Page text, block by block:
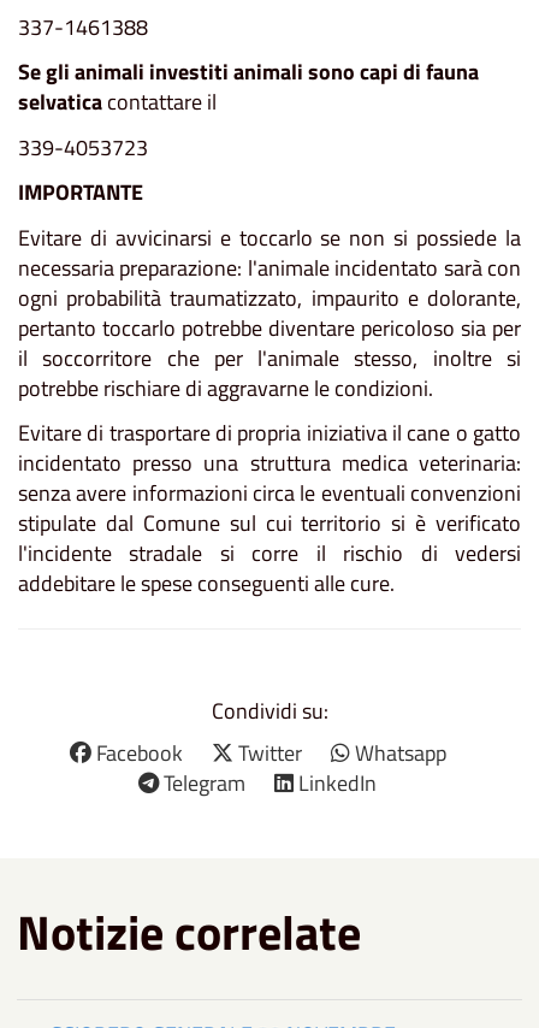
337-1461388
Se gli animali investiti animali sono capi di fauna
selvaticacontattare il
339-4053723
IMPORTANTE
Evitare di avvicinarsi e toccarlo se non si possiede la
necessaria preparazione: l'animale incidentato sarà con
ogni probabilità traumatizzato, impaurito e dolorante,
pertanto toccarlo potrebbe diventare pericoloso sia per
il soccorritore che per l'animale stesso, inoltre si
potrebbe rischiare di aggravarne le condizioni.
Evitare di trasportare di propria iniziativa il cane o gatto
incidentato presso una struttura medica veterinaria:
senza avere informazioni circa le eventuali convenzioni
stipulate dal Comune sul cui territorio si è verificato
l'incidente stradale si corre il rischio di vedersi
addebitare le spese conseguenti alle cure.
Condividi su:
Facebook
Twitter
Whatsapp
Telegram
LinkedIn
Notizie correlate